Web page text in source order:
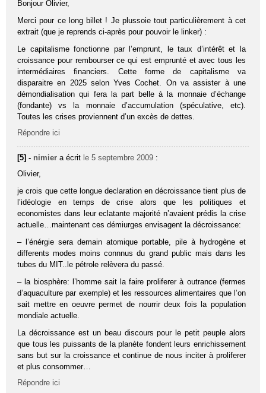
Bonjour Olivier,
Merci pour ce long billet ! Je plussoie tout particulièrement à cet
extrait (que je reprends ci-après pour pouvoir le linker) :
Le capitalisme fonctionne par l’emprunt, le taux d’intérêt et la
croissance pour rembourser ce qui est emprunté et avec tous les
intermédiaires financiers. Cette forme de capitalisme va
disparaitre en 2025 selon Yves Cochet. On va assister à une
démondialisation qui fera la part belle à la monnaie d’échange
(fondante) vs la monnaie d’accumulation (spéculative, etc).
Toutes les crises proviennent d’un excès de dettes.
Répondre ici
[5] - nimier a écrit le 5 septembre 2009 :
Olivier,
je crois que cette longue declaration en décroissance tient plus de
l’idéologie en temps de crise alors que les politiques et
economistes dans leur eclatante majorité n’avaient prédis la crise
actuelle…maintenant ces démiurges envisagent la décroissance:
– l’énérgie sera demain atomique portable, pile à hydrogène et
differents modes moins connnus du grand public mais dans les
tubes du MIT..le pétrole relèvera du passé.
– la biosphère: l’homme sait la faire proliferer à outrance (fermes
d’aquaculture par exemple) et les ressources alimentaires que l’on
sait mettre en oeuvre permet de nourrir deux fois la population
mondiale actuelle.
La décroissance est un beau discours pour le petit peuple alors
que tous les puissants de la planète fondent leurs enrichissement
sans but sur la croissance et continue de nous inciter à proliferer
et plus consommer…
Répondre ici